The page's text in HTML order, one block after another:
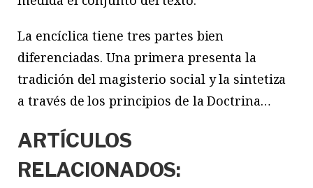
La encíclica tiene tres partes bien
diferenciadas. Una primera presenta la
tradición del magisterio social y la sintetiza
a través de los principios de la Doctrina…
ARTÍCULOS
RELACIONADOS: